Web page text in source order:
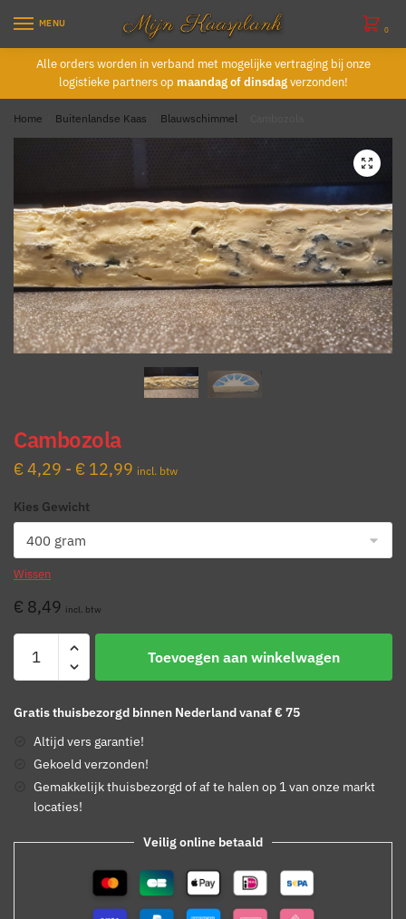
navigation
content
MENU
0
Alle orders worden in verband met mogelijke vertraging bij onze
logistieke partners op maandag of dinsdagverzonden!
Home Buitenlandse Kaas Blauwschimmel
Cambozola
€4,29 - € 12,99 Prijsklasse:
tot
incl. btw
Kies Gewicht
Wissen
€ 8,49 incl. btw
Cambozola
aantal
Toevoegen aan winkelwagen
Gratis thuisbezorgd binnen Nederland vanaf € 75
Altijd vers garantie!
Gekoeld verzonden!
Gemakkelijk thuisbezorgd of af te halen op 1 van onze markt
locaties!
Veilig online betaald